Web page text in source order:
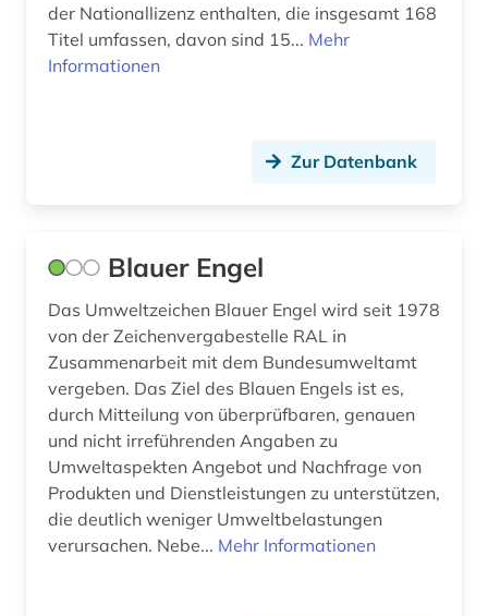
klimaschutz (4)
komitet gosudarstvennoj bezopasnosti (1)
landschaftspflege (1)
landschaftsökologie (1)
landwirtschaft (2)
laser (1)
lateinamerika (2)
der Nationallizenz enthalten, die insgesamt 168
Titel umfassen, davon sind 15... Mehr
Informationen
Zur Datenbank
Blauer Engel
Das Umweltzeichen Blauer Engel wird seit 1978
von der Zeichenvergabestelle RAL in
Zusammenarbeit mit dem Bundesumweltamt
vergeben. Das Ziel des Blauen Engels ist es,
durch Mitteilung von überprüfbaren, genauen
und nicht irreführenden Angaben zu
Umweltaspekten Angebot und Nachfrage von
Produkten und Dienstleistungen zu unterstützen,
die deutlich weniger Umweltbelastungen
verursachen. Nebe... Mehr Informationen